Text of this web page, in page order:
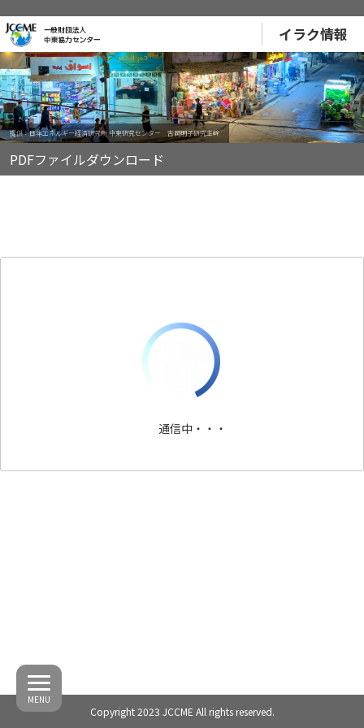
イラク情報
提供：日本エネルギー経済研究所 中東研究センター 吉岡明子研究主幹
MENU
PDFファイルダウンロード
Copyright 2023 JCCME All rights reserved.
通信中・・・